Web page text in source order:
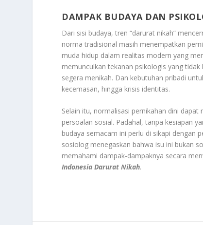
DAMPAK BUDAYA DAN
Dari sisi budaya, tren “darurat nikah”
norma tradisional masih menempatkan
muda hidup dalam realitas modern yang
memunculkan tekanan psikologis yang
segera menikah. Dan kebutuhan pribadi
kecemasan, hingga krisis identitas.
Selain itu, normalisasi pernikahan dini
persoalan sosial. Padahal, tanpa kesiapan
budaya semacam ini perlu di sikapi dengan
sosiolog menegaskan bahwa isu ini bukan
memahami dampak-dampaknya secara
Indonesia Darurat Nikah.